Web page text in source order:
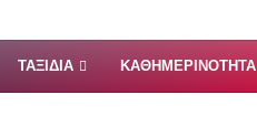
ΤΑΞΙΔΙΑ ΚΑΘΗΜΕΡΙΝΟΤΗΤΑ